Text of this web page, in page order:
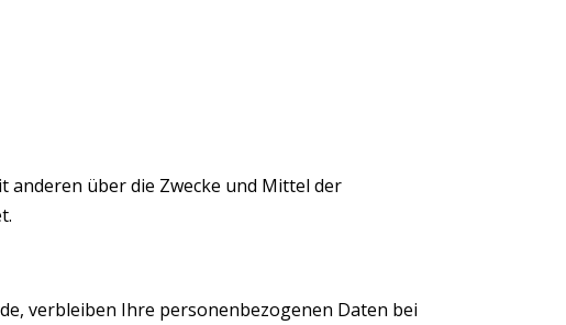
anderen über die Zwecke und Mittel der
verbleiben Ihre personenbezogenen Daten bei